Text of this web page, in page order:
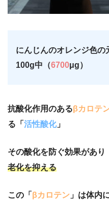
にんじんのオレンジ色の
100g中（6700μg）
抗酸化作用のあるβカロテ
る「 活性酸化」
その酸化を防ぐ効果があ
老化を抑える
この「 βカロテン 」は体内